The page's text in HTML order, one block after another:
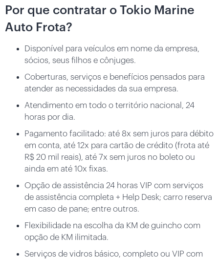
Por que contratar o Tokio Marine
Auto Frota?
Disponível para veículos em nome da empresa,
sócios, seus filhos e cônjuges.
Coberturas, serviços e benefícios pensados para
atender as necessidades da sua empresa.
Atendimento em todo o território nacional, 24
horas por dia.
Pagamento facilitado: até 8x sem juros para débito
em conta, até 12x para cartão de crédito (frota até
R$ 20 mil reais), até 7x sem juros no boleto ou
ainda em até 10x fixas.
Opção de assistência 24 horas VIP com serviços
de assistência completa + Help Desk; carro reserva
em caso de pane; entre outros.
Flexibilidade na escolha da KM de guincho com
opção de KM ilimitada.
Serviços de vidros básico, completo ou VIP com